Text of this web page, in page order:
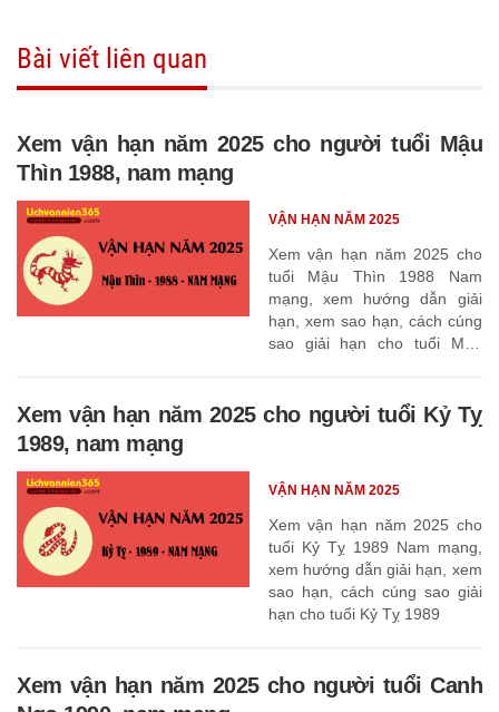
Bài viết liên quan
Xem vận hạn năm 2025 cho người tuổi Mậu
Thìn 1988, nam mạng
Xem vận hạn năm 2025 cho
tuổi Mậu Thìn 1988 Nam
mạng, xem hướng dẫn giải
hạn, xem sao hạn, cách cúng
sao giải hạn cho tuổi Mậu
VẬN HẠN NĂM 2025
Xem vận hạn năm 2025 cho người tuổi Kỷ Tỵ
1989, nam mạng
Xem vận hạn năm 2025 cho
tuổi Kỷ Tỵ 1989 Nam mạng,
xem hướng dẫn giải hạn, xem
sao hạn, cách cúng sao giải
hạn cho tuổi Kỷ Tỵ 1989
VẬN HẠN NĂM 2025
Xem vận hạn năm 2025 cho người tuổi Canh